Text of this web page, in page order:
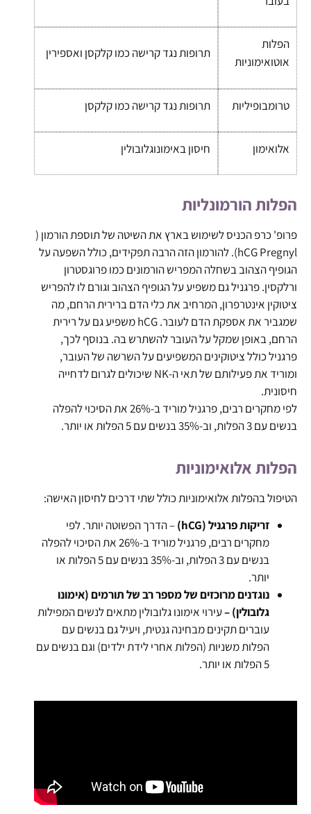
הפלות
אוטואימוניות
תרופות נגד קרישה כמו קלקסן ואספירין
טרומבופיליות תרופות נגד קרישה כמו קלקסן
אלואימון חיסון באימונוגלובולין
הפלות הורמונליות
פרופ' כרפ הכניס לשימוש בארץ את השיטה של תוספת הורמון (
hCG Pregnyl). להורמון הזה הרבה תפקידים, כולל השפעה על
הגופיף הצהוב בשחלה המפריש הורמונים כמו פרוגסטרון
ורלקסין. פרגניל גם משפיע על הגופיף הצהוב וגורם לו להפריש
ציטוקין אינטרפרון, המרחיב את כלי הדם ברירית הרחם, מה
שמגביר את אספקת הדם לעובר. hCG משפיע גם על רירית
הרחם, באופן שמקל על העובר להשתרש בה. בנוסף לכך,
פרגניל כולל ציטוקינים המשפיעים על השרשה של העובר,
ומוריד את פעילותם של תאי ה-NK שיכולים לגרום לדחייה
חיסונית.
לפי מחקרים רבים, פרגניל מוריד ב-26% את הסיכוי להפלה
בנשים עם 3 הפלות, וב-35% בנשים עם 5 הפלות או יותר.
הפלות אלואימוניות
הטיפול בהפלות אלואימוניות כולל שתי דרכים לחיסון האישה:
זריקות פרגניל (hCG)
– הדרך הפשוטה יותר. לפי
מחקרים רבים, פרגניל מוריד ב-26% את הסיכוי להפלה
בנשים עם 3 הפלות, וב-35% בנשים עם 5 הפלות או
יותר.
נוגדנים מרוכזים של מספר רב של תורמים (אימונו
גלובולין) –עירוי אימונו גלובולין מתאים לנשים המפילות
עוברים תקינים מבחינה גנטית, ויעיל גם בנשים עם
הפלות משניות (הפלות אחרי לידת ילדים) וגם בנשים עם
5 הפלות או יותר.